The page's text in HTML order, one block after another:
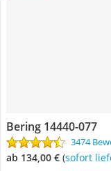
Bering 14440-077
3474
ab 134,00 € ( Sofort